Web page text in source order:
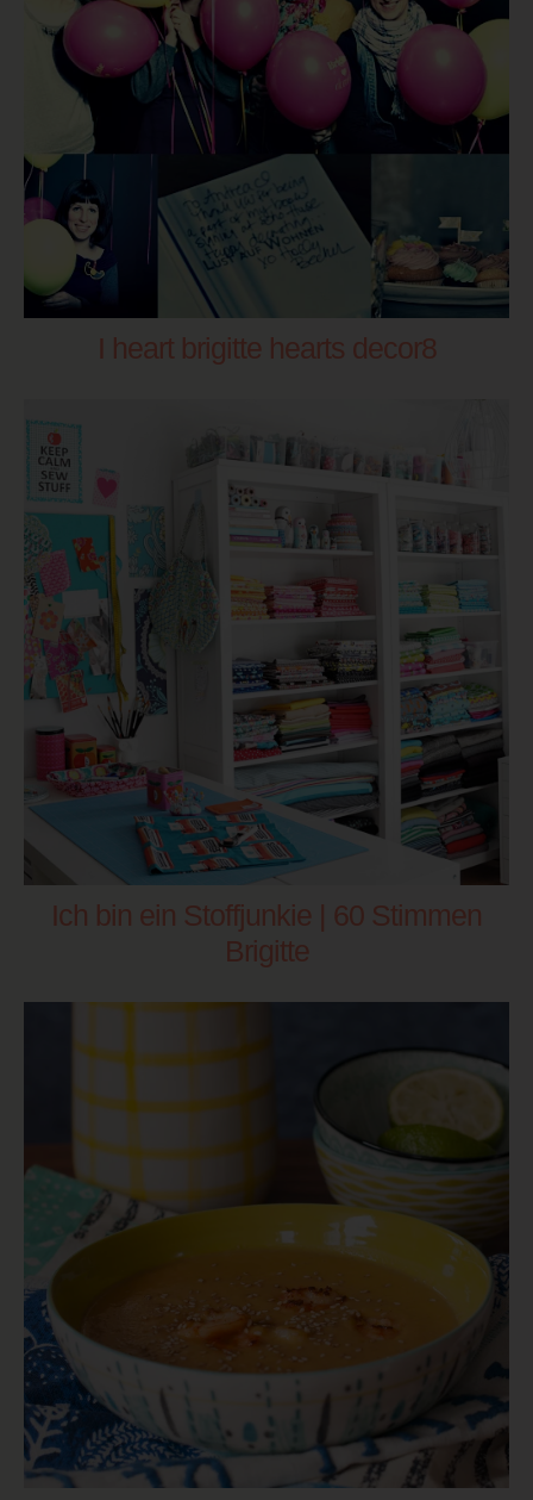
I heart brigitte hearts decor8
Ich bin ein Stoffjunkie | 60 Stimmen
Brigitte